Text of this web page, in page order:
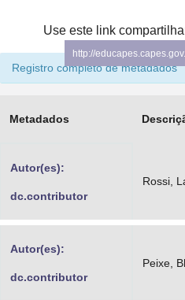
Secretaria-Geral
Secretaria de Governo
Banco Central do Brasil
Planalto
Use este link
http://
Registro completo de metadados
Metadados
Autor(es):
dc.contributor
Rossi,
Autor(es):
dc.contributor
Peixe,